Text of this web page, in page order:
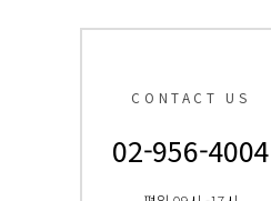
CONTACT US
02-956-4004